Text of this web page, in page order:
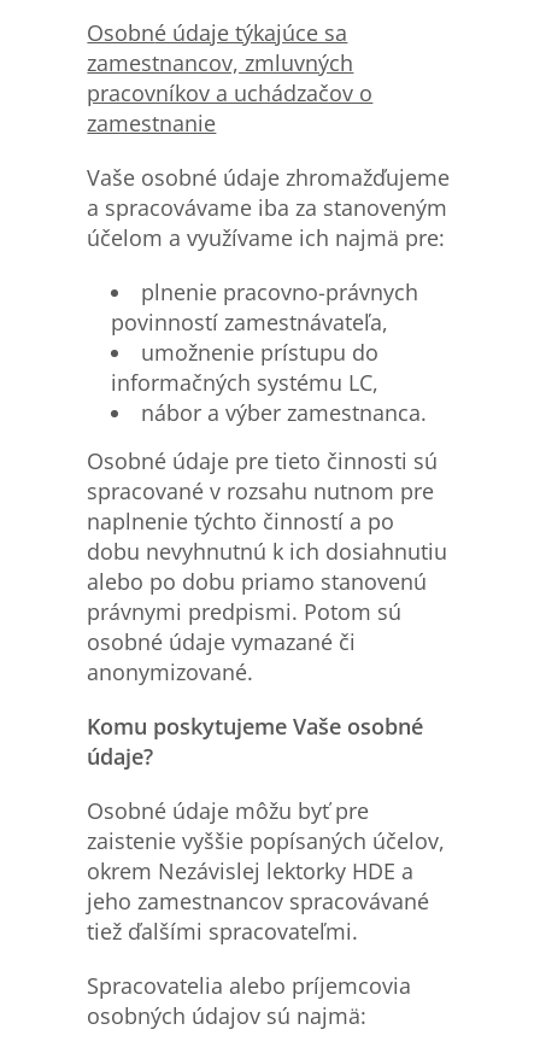
Osobné údaje týkajúce sa
zamestnancov, zmluvných
pracovníkov a uchádzačov o
zamestnanie
Vaše osobné údaje zhromažďujeme
a spracovávame iba za stanoveným
účelom a využívame ich najmä pre:
plnenie pracovno-právnych
povinností zamestnávateľa,
umožnenie prístupu do
informačných systému LC,
nábor a výber zamestnanca.
Osobné údaje pre tieto činnosti sú
spracované v rozsahu nutnom pre
naplnenie týchto činností a po
dobu nevyhnutnú k ich dosiahnutiu
alebo po dobu priamo stanovenú
právnymi predpismi. Potom sú
osobné údaje vymazané či
anonymizované.
Komu poskytujeme Vaše osobné
údaje?
Osobné údaje môžu byť pre
zaistenie vyššie popísaných účelov,
okrem Nezávislej lektorky HDE a
jeho zamestnancov spracovávané
tiež ďalšími spracovateľmi.
Spracovatelia alebo príjemcovia
osobných údajov sú najmä: